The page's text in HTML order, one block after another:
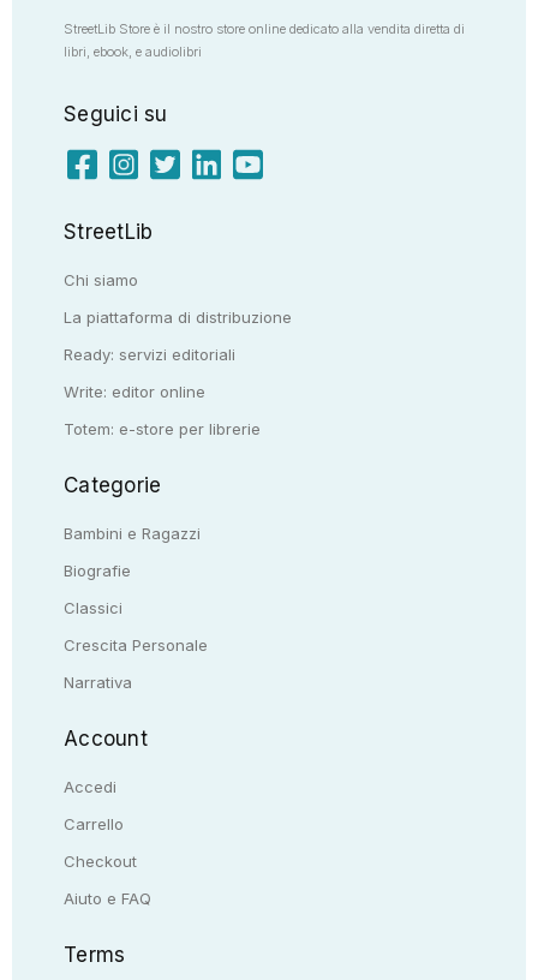
StreetLib Store è il nostro store online dedicato alla vendita diretta di
libri, ebook, e audiolibri
Seguici su
StreetLib
Chi siamo
La piattaforma di distribuzione
Ready: servizi editoriali
Write: editor online
Totem: e-store per librerie
Categorie
Bambini e Ragazzi
Biografie
Classici
Crescita Personale
Narrativa
Account
Accedi
Carrello
Checkout
Aiuto e FAQ
Terms